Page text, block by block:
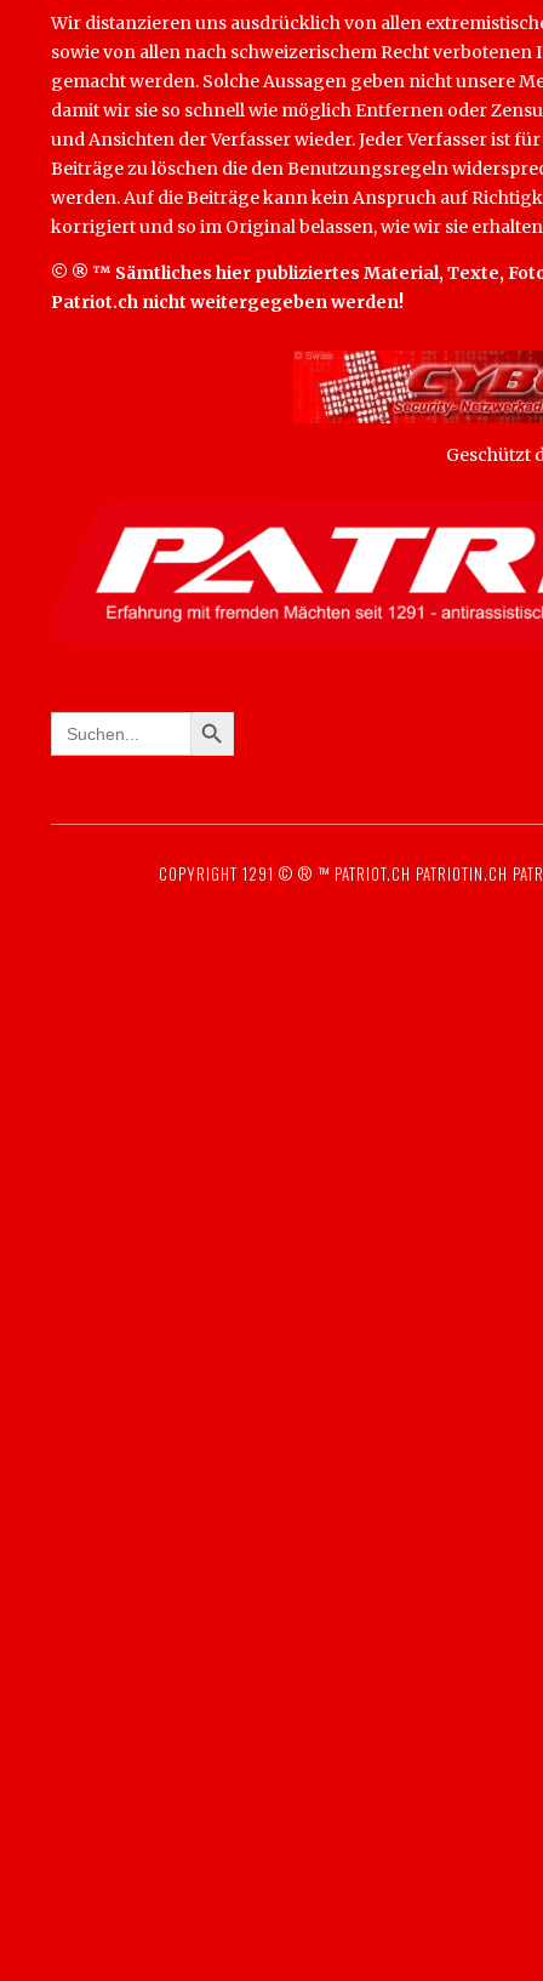
Wir distanzieren uns ausdrücklich von allen
sowie von allen nach schweizerischem Recht
gemacht werden. Solche Aussagen geben nicht unsere
damit wir sie so schnell wie möglich Entfernen oder
und Ansichten der Verfasser wieder. Jeder Verfasser ist
Beiträge zu löschen die den Benutzungsregeln
werden. Auf die Beiträge kann kein Anspruch auf
korrigiert und so im Original belassen, wie wir sie
© ® ™ Sämtliches hier publiziertes Material, Texte,
Patriot.ch nicht weitergegeben werden!
Geschützt
Search
for:
SEARCH BUTTON
COPYRIGHT 1291 © ® ™ PATRIOT.CH PATRIOTIN.CH